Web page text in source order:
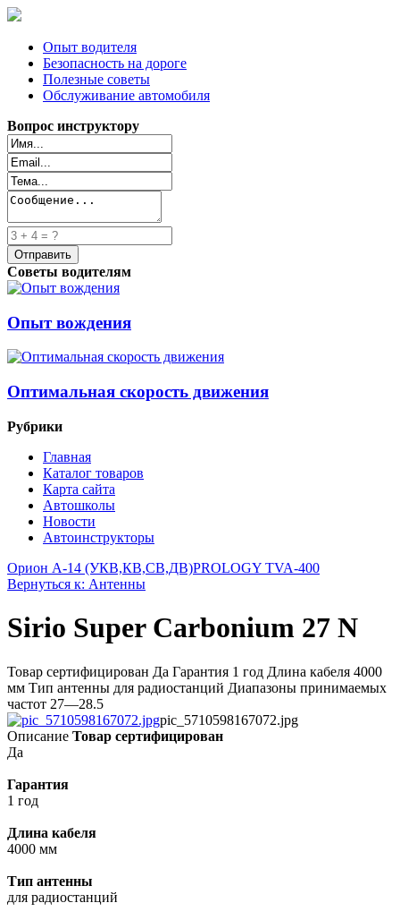
Опыт водителя
Безопасность на дороге
Полезные советы
Обслуживание автомобиля
Вопрос инструктору
Советы водителям
Опыт вождения
Оптимальная скорость движения
Рубрики
Главная
Каталог товаров
Карта сайта
Автошколы
Новости
Автоинструкторы
Орион А-14 (УКВ,КВ,СВ,ДВ)PROLOGY TVA-400
Вернуться к: Антенны
Sirio Super Carbonium 27 N
Товар сертифицирован Да Гарантия 1 год Длина кабеля 4000
мм Тип антенны для радиостанций Диапазоны принимаемых
частот 27—28.5
pic_5710598167072.jpg
Описание Товар сертифицирован
Да
Гарантия
1 год
Длина кабеля
4000 мм
Тип антенны
для радиостанций